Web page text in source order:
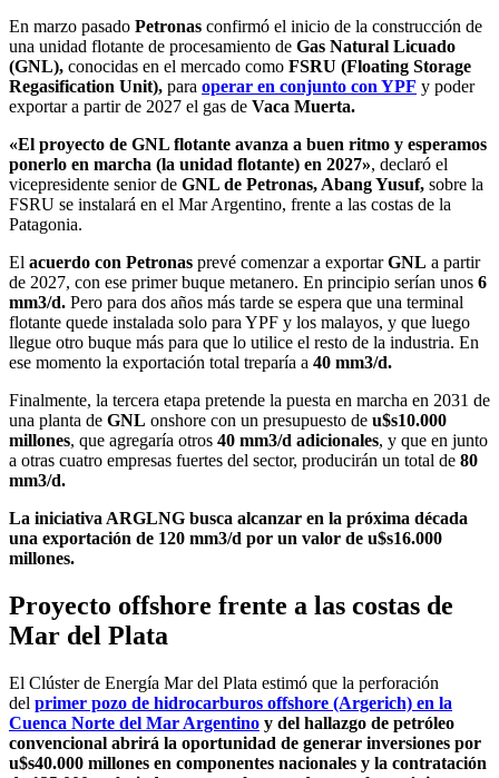
En marzo pasado Petronas confirmó el inicio de la construcción de
una unidad flotante de procesamiento de Gas Natural Licuado
(GNL), conocidas en el mercado como FSRU (Floating Storage
Regasification Unit), para operar en conjunto con YPF y poder
exportar a partir de 2027 el gas de Vaca Muerta.
«El proyecto de GNL flotante avanza a buen ritmo y esperamos
ponerlo en marcha (la unidad flotante) en 2027», declaró el
vicepresidente senior de GNL de Petronas, Abang Yusuf, sobre la
FSRU se instalará en el Mar Argentino, frente a las costas de la
Patagonia.
El acuerdo con Petronas prevé comenzar a exportarGNL a partir
de 2027, con ese primer buque metanero. En principio serían unos 6
mm3/d. Pero para dos años más tarde se espera que una terminal
flotante quede instalada solo para YPF y los malayos, y que luego
llegue otro buque más para que lo utilice el resto de la industria. En
ese momento la exportación total treparía a 40 mm3/d.
Finalmente, la tercera etapa pretende la puesta en marcha en 2031 de
una planta de GNL onshore con un presupuesto de u$s10.000
millones, que agregaría otros 40 mm3/d adicionales, y que en junto
a otras cuatro empresas fuertes del sector, producirán un total de 80
mm3/d.
La iniciativa ARGLNG busca alcanzar en la próxima década
una exportación de 120 mm3/d por un valor de u$s16.000
millones.
Proyecto offshore frente a las costas de
Mar del Plata
El Clúster de Energía Mar del Plata estimó que la perforación
del primer pozo de hidrocarburos offshore (Argerich) en la
Cuenca Norte del Mar Argentino y del hallazgo de petróleo
convencional abrirá la oportunidad de generar inversiones por
u$s40.000 millones en componentes nacionales y la contratación